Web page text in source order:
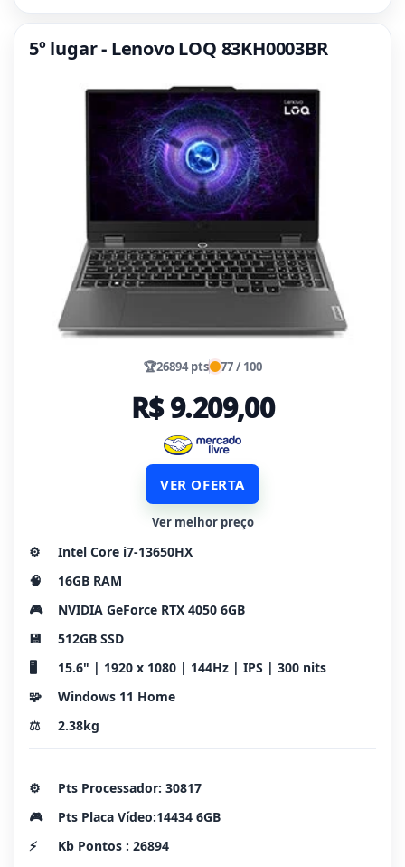
5º lugar - Lenovo LOQ 83KH0003BR
🏆26894 pts 77 / 100
R$ 9.209,00
VER OFERTA
Ver melhor preço
⚙️
Intel Core i7-13650HX
🧠
16GB RAM
🎮
NVIDIA GeForce RTX 4050 6GB
💾
512GB SSD
🖥️
15.6" | 1920 x 1080 | 144Hz | IPS | 300 nits
🧩
Windows 11 Home
⚖️
2.38kg
⚙️
Pts Processador: 30817
🎮
Pts Placa Vídeo:14434 6GB
⚡
Kb Pontos : 26894